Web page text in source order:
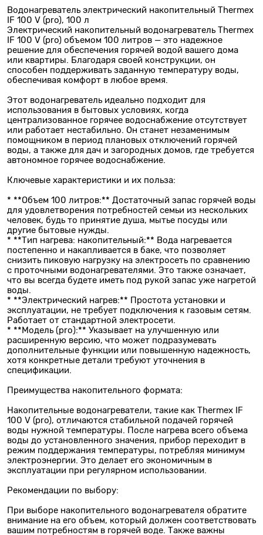
Водонагреватель электрический накопительный Thermex
IF 100 V (pro), 100 л
Электрический накопительный водонагреватель Thermex
IF 100 V (pro) объемом 100 литров — это надежное
решение для обеспечения горячей водой вашего дома
или квартиры. Благодаря своей конструкции, он
способен поддерживать заданную температуру воды,
обеспечивая комфорт в любое время.
Этот водонагреватель идеально подходит для
использования в бытовых условиях, когда
централизованное горячее водоснабжение отсутствует
или работает нестабильно. Он станет незаменимым
помощником в период плановых отключений горячей
воды, а также для дач и загородных домов, где требуется
автономное горячее водоснабжение.
Ключевые характеристики и их польза:
* **Объем 100 литров:** Достаточный запас горячей воды
для удовлетворения потребностей семьи из нескольких
человек, будь то принятие душа, мытье посуды или
другие бытовые нужды.
* **Тип нагрева: накопительный:** Вода нагревается
постепенно и накапливается в баке, что позволяет
снизить пиковую нагрузку на электросеть по сравнению
с проточными водонагревателями. Это также означает,
что вы всегда будете иметь под рукой запас уже нагретой
воды.
* **Электрический нагрев:** Простота установки и
эксплуатации, не требует подключения к газовым сетям.
Работает от стандартной электросети.
* **Модель (pro):** Указывает на улучшенную или
расширенную версию, что может подразумевать
дополнительные функции или повышенную надежность,
хотя конкретные детали требуют уточнения в
спецификации.
Преимущества накопительного формата:
Накопительные водонагреватели, такие как Thermex IF
100 V (pro), отличаются стабильной подачей горячей
воды нужной температуры. После нагрева всего объема
воды до установленного значения, прибор переходит в
режим поддержания температуры, потребляя минимум
электроэнергии. Это делает его экономичным в
эксплуатации при регулярном использовании.
Рекомендации по выбору:
При выборе накопительного водонагревателя обратите
внимание на его объем, который должен соответствовать
вашим потребностям в горячей воде. Также важны